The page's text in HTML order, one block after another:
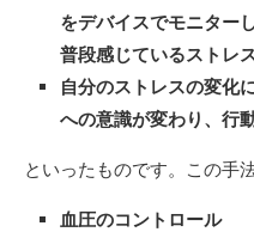
をデバイスでモニター
普段感じているストレ
自分のストレスの変化
への意識が変わり、行
といったものです。この手
血圧のコントロール